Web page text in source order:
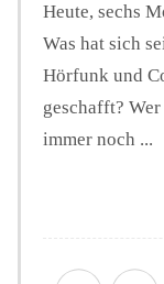
Heute, sechs
Was hat sich
Hörfunk und
geschafft?
immer noch ...